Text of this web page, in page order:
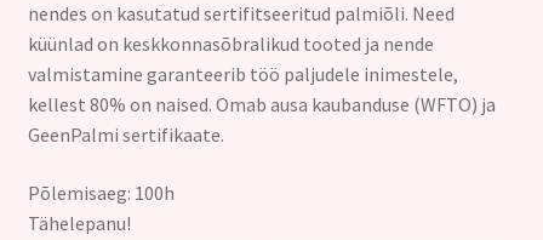
nendes on kasutatud sertifitseeritud palmiõli. Need
küünlad on keskkonnasõbralikud tooted ja nende
valmistamine garanteerib töö paljudele inimestele,
kellest 80% on naised. Omab ausa kaubanduse (WFTO) ja
GeenPalmi sertifikaate.
Põlemisaeg: 100h
Tähelepanu!